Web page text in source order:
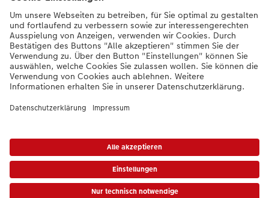
Informationen
Sortiment
Inspirationen
Bei Fragen zu Produkten oder der Bestellung können Sie uns gern anrufen:
0441 18131902Mo. bis Sa.: 8:00 – 20:00 Uhr und So.: 10:00 – 18:00 Uhr
*Die Preise gelten inkl. MwSt. zzgl. Versandkosten (ggf. auch bei Filialabholung)
Das abgebildete Produkt hat ggfs. einen höheren Preis.